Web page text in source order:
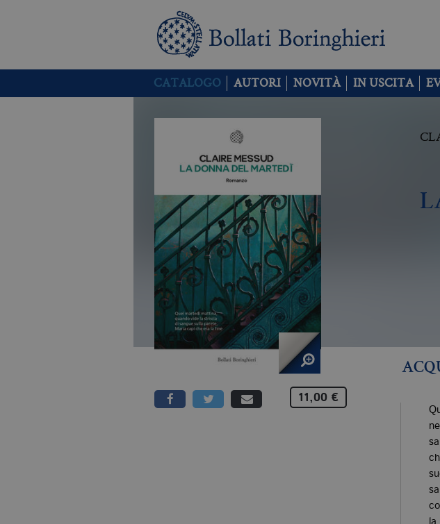
CATALOGO AUTORI NOVITÀ IN USCITA
11,00 €